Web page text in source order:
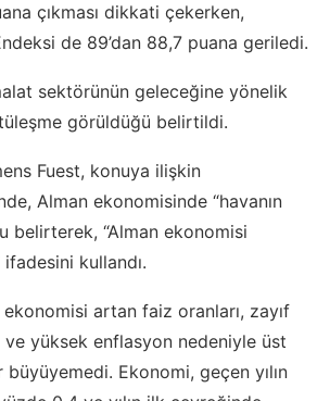
çıkması dikkati çekerken,
de 89’dan 88,7 puana geriledi.
sektörünün geleceğine yönelik
görüldüğü belirtildi.
Fuest, konuya ilişkin
Alman ekonomisinde “havanın
belirterek, “Alman ekonomisi
ifadesini kullandı.
artan faiz oranları, zayıf
yüksek enflasyon nedeniyle üst
Ekonomi, geçen yılın